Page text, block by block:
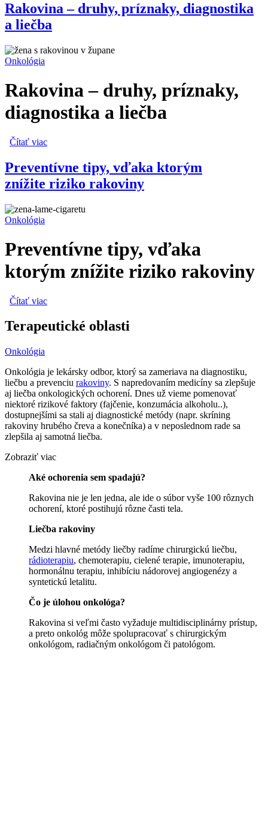
Rakovina – druhy, príznaky, diagnostika
a liečba
Onkológia
Rakovina – druhy, príznaky,
diagnostika a liečba
Čítať viac
Preventívne tipy, vďaka ktorým
znížite riziko rakoviny
Onkológia
Preventívne tipy, vďaka
ktorým znížite riziko rakoviny
Čítať viac
Terapeutické oblasti
Onkológia
Onkológia je lekársky odbor, ktorý sa zameriava na diagnostiku,
liečbu a prevenciu rakoviny. S napredovaním medicíny sa zlepšuje
aj liečba onkologických ochorení. Dnes už vieme pomenovať
niektoré rizikové faktory (fajčenie, konzumácia alkoholu..),
dostupnejšími sa stali aj diagnostické metódy (napr. skríning
rakoviny hrubého čreva a konečníka) a v neposlednom rade sa
zlepšila aj samotná liečba.
Zobraziť viac
Aké ochorenia sem spadajú?
Rakovina nie je len jedna, ale ide o súbor vyše 100 rôznych
ochorení, ktoré postihujú rôzne časti tela.
Liečba rakoviny
Medzi hlavné metódy liečby radíme chirurgickú liečbu,
rádioterapiu, chemoterapiu, cielené terapie, imunoterapiu,
hormonálnu terapiu, inhibíciu nádorovej angiogenézy a
syntetickú letalitu.
Čo je úlohou onkológa?
Rakovina si veľmi často vyžaduje multidisciplinárny prístup,
a preto onkológ môže spolupracovať s chirurgickým
onkológom, radiačným onkológom či patológom.